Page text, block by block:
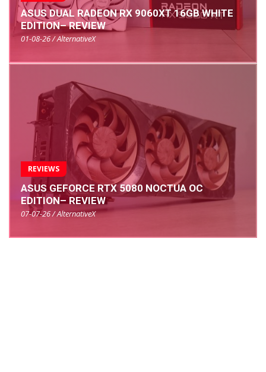
ASUS DUAL RADEON RX 9060XT 16GB WHITE
EDITION– REVIEW
01-08-26 / AlternativeX
REVIEWS
ASUS GEFORCE RTX 5080 NOCTUA OC
EDITION– REVIEW
07-07-26 / AlternativeX